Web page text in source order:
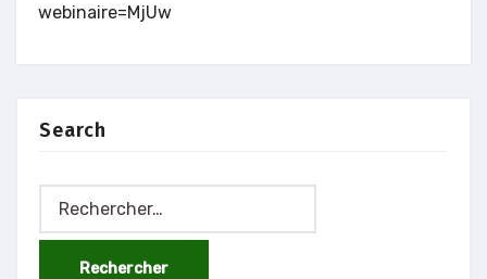
webinaire=MjUw
Search
Rechercher :